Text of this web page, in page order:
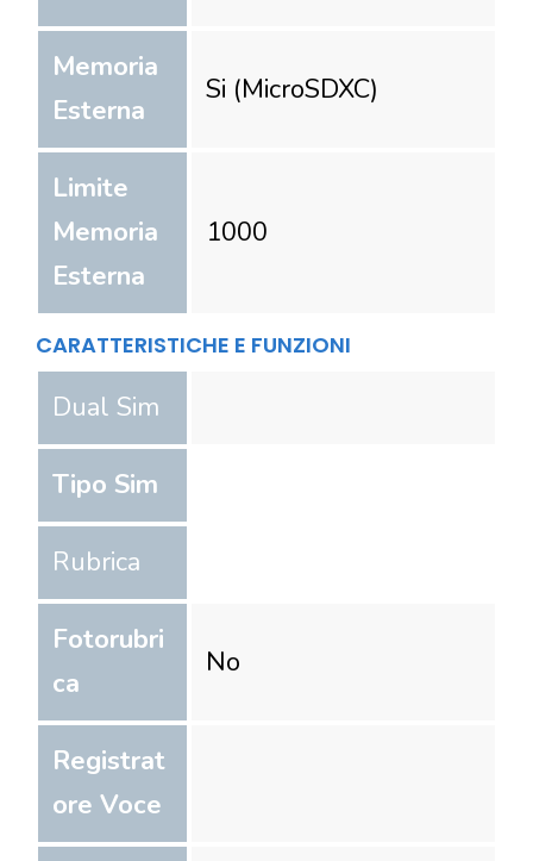
Memoria
Esterna
Si (MicroSDXC)
Limite
Memoria
Esterna
1000
CARATTERISTICHE E FUNZIONI
Dual Sim
Tipo Sim
Rubrica
Fotorubri
ca
No
Registrat
ore Voce